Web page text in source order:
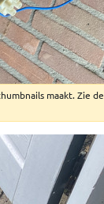
maakt. Zie de